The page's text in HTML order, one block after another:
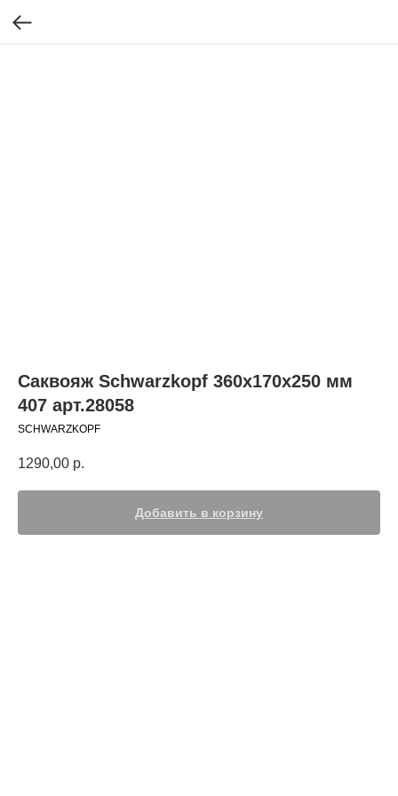
Саквояж Schwarzkopf 360х170х250 мм
407 арт.28058
SCHWARZKOPF
1290,00 р.
Добавить в корзину